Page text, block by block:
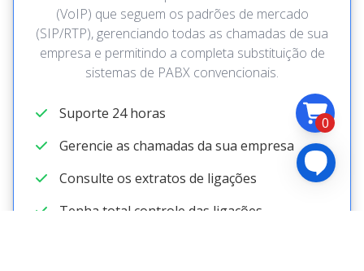
0
(VoIP) que seguem os padrões de mercado
(SIP/RTP), gerenciando todas as chamadas de sua
empresa e permitindo a completa substituição de
sistemas de PABX convencionais.
Suporte 24 horas
Gerencie as chamadas da sua empresa
Consulte os extratos de ligações
Tenha total controle das ligações